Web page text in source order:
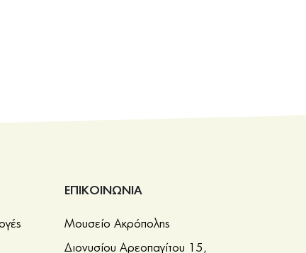
ΕΠΙΚΟΙΝΩΝΙΑ
Μουσείο Ακρόπολης
Διονυσίου Αρεοπαγίτου 15,